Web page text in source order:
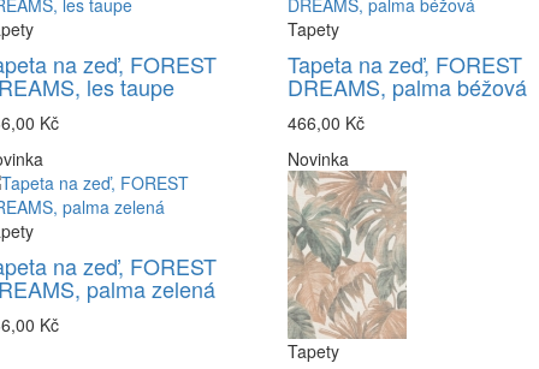
na zeď, FOREST
les taupe
Kč
Tapety
Tapeta na zeď, FOREST
DREAMS, palma béžová
466,00 Kč
na zeď, FOREST
palma zelená
Kč
Novinka
Tapety